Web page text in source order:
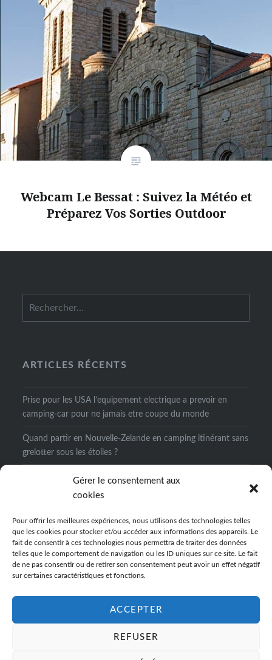
Gérer le consentement aux
cookies
Pour offrir les meilleures expériences, nous utilisons des technologies telles
que les cookies pour stocker et/ou accéder aux informations des appareils. Le
fait de consentir à ces technologies nous permettra de traiter des données
telles que le comportement de navigation ou les ID uniques sur ce site. Le fait
de ne pas consentir ou de retirer son consentement peut avoir un effet négatif
sur certaines caractéristiques et fonctions.
ACCEPTER
REFUSER
Webcam Le Bessat : Suivez la Météo et
Préparez Vos Sorties Outdoor
ARTICLES RÉCENTS
Prise pour les USA l’equipement electrique a prevoir en
camping-car pour ne jamais etre coupe du monde
Quand partir en Nouvelle-Zelande en camping itinérant sans
grelotter sous les étoiles ?
Prix zoo de Beauval en camping ou en chambre d’hotes
notre comparatif des sejours alternatifs
mauvaise saison
Cap-Vert : la période idéale selon l’île et le type de séjour que
vous voulez vraiment vivre